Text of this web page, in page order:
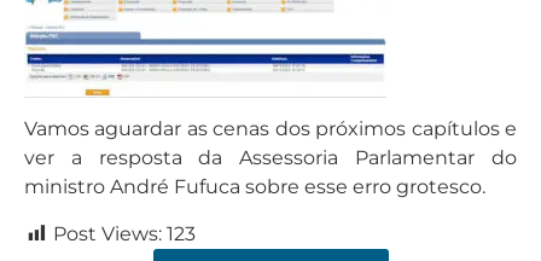
Vamos aguardar as cenas dos próximos capítulos e
ver a resposta da Assessoria Parlamentar do
ministro André Fufuca sobre esse erro grotesco.
Post Views: 123